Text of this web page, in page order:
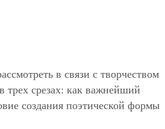
в связи с творчеством
срезах: как важнейший
создания поэтической формы